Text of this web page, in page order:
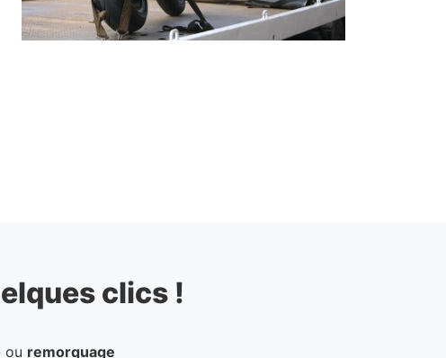
clics !
ou remorquage